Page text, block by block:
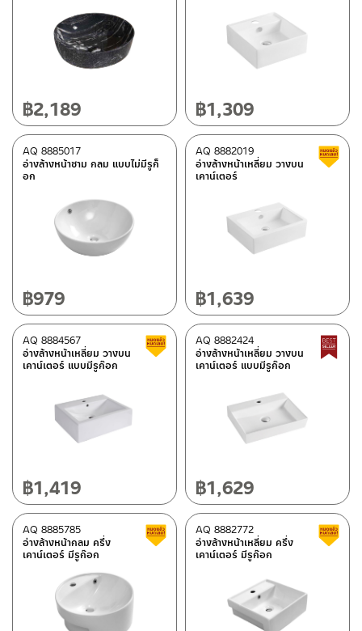
฿2,189 ฿1,309
อ่างล้างหน้าชาม กลม แบบไม่มีรูก็
อก
AQ 8885017
฿979
อ่างล้างหน้าเหลี่ยม วางบน
เคาน์เตอร์
AQ 8882019
฿1,639
อ่างล้างหน้าเหลี่ยม วางบน
เคาน์เตอร์ แบบมีรูก๊อก
AQ 8884567 สินค้าลดราคา เคลียร์สต็อก
฿1,419
อ่างล้างหน้าเหลี่ยม วางบน
เคาน์เตอร์ แบบมีรูก๊อก
AQ 8882424
฿1,629
อ่างล้างหน้ากลม ครึ่ง
เคาน์เตอร์ มีรูก๊อก
AQ 8885785 สินค้าลดราคา เคลียร์สต็อก
อ่างล้างหน้าเหลี่ยม ครึ่ง
เคาน์เตอร์ มีรูก๊อก
AQ 8882772